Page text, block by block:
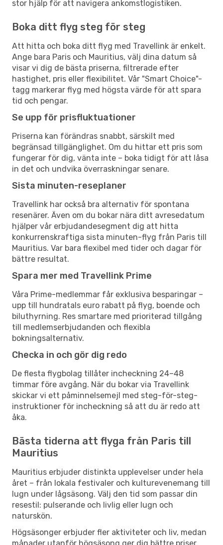
stor hjälp för att navigera ankomstlogistiken.
Boka ditt flyg steg för steg
Att hitta och boka ditt flyg med Travellink är enkelt.
Ange bara Paris och Mauritius, välj dina datum så
visar vi dig de bästa priserna, filtrerade efter
hastighet, pris eller flexibilitet. Vår "Smart Choice"-
tagg markerar flyg med högsta värde för att spara
tid och pengar.
Se upp för prisfluktuationer
Priserna kan förändras snabbt, särskilt med
begränsad tillgänglighet. Om du hittar ett pris som
fungerar för dig, vänta inte – boka tidigt för att låsa
in det och undvika överraskningar senare.
Sista minuten-reseplaner
Travellink har också bra alternativ för spontana
resenärer. Även om du bokar nära ditt avresedatum
hjälper vår erbjudandesegment dig att hitta
konkurrenskraftiga sista minuten-flyg från Paris till
Mauritius. Var bara flexibel med tider och dagar för
bättre resultat.
Spara mer med Travellink Prime
Våra Prime-medlemmar får exklusiva besparingar –
upp till hundratals euro rabatt på flyg, boende och
biluthyrning. Res smartare med prioriterad tillgång
till medlemserbjudanden och flexibla
bokningsalternativ.
Checka in och gör dig redo
De flesta flygbolag tillåter incheckning 24–48
timmar före avgång. När du bokar via Travellink
skickar vi ett påminnelsemejl med steg-för-steg-
instruktioner för incheckning så att du är redo att
åka.
Bästa tiderna att flyga från Paris till
Mauritius
Mauritius erbjuder distinkta upplevelser under hela
året – från lokala festivaler och kulturevenemang till
lugn under lågsäsong. Välj den tid som passar din
resestil: pulserande och livlig eller lugn och
naturskön.
Högsäsonger erbjuder fler aktiviteter och liv, medan